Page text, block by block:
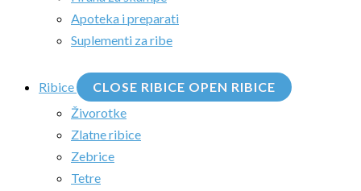
Apoteka i preparati
Suplementi za ribe
Ribice CLOSE RIBICE OPEN RIBICE
Živorotke
Zlatne ribice
Zebrice
Tetre